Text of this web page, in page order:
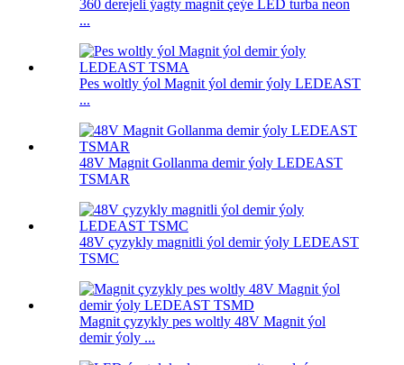
360 derejeli ýagty magnit çeýe LED turba neon
...
Pes woltly ýol Magnit ýol demir ýoly LEDEAST
...
48V Magnit Gollanma demir ýoly LEDEAST
TSMAR
48V çyzykly magnitli ýol demir ýoly LEDEAST
TSMC
Magnit çyzykly pes woltly 48V Magnit ýol
demir ýoly ...